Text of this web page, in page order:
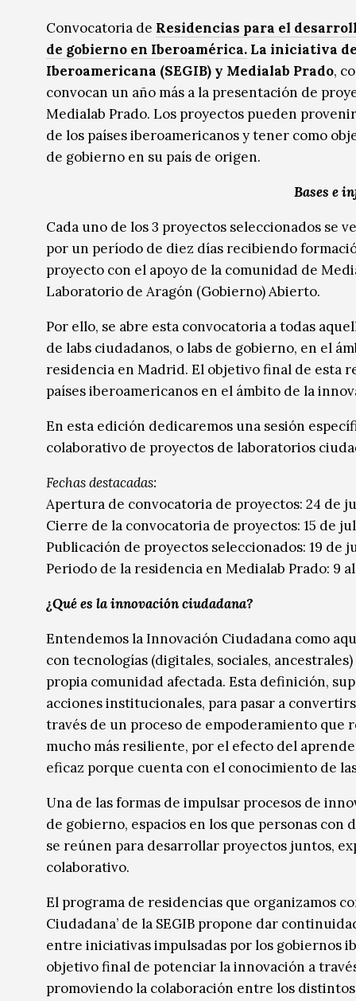
Música
Música
Sin categoríaSin categoría
Convocatoria de Residencias para el
de gobierno en Iberoamérica. La iniciativa
Iberoamericana (SEGIB) y Medialab Prado,
convocan un año más a la presentación de
Medialab Prado. Los proyectos pueden
de los países iberoamericanos y tener como
de gobierno en su país de origen.
Bases e
Cada uno de los 3 proyectos seleccionados se
por un período de diez días recibiendo
proyecto con el apoyo de la comunidad de
Laboratorio de Aragón (Gobierno) Abierto.
Por ello, se abre esta convocatoria a todas
de labs ciudadanos, o labs de gobierno, en el
residencia en Madrid. El objetivo final de esta
países iberoamericanos en el ámbito de la
En esta edición dedicaremos una sesión
colaborativo de proyectos de laboratorios
Fechas destacadas:
Apertura de convocatoria de proyectos: 24 de
Cierre de la convocatoria de proyectos: 15 de
Publicación de proyectos seleccionados: 19 de
Periodo de la residencia en Medialab Prado: 9
¿Qué es la innovación ciudadana?
Entendemos la Innovación Ciudadana como
con tecnologías (digitales, sociales,
propia comunidad afectada. Esta definición,
acciones institucionales, para pasar a
través de un proceso de empoderamiento que
mucho más resiliente, por el efecto del
eficaz porque cuenta con el conocimiento de
Una de las formas de impulsar procesos de
de gobierno, espacios en los que personas
se reúnen para desarrollar proyectos juntos,
colaborativo.
El programa de residencias que organizamos
Ciudadana’ de la SEGIB propone dar
entre iniciativas impulsadas por los gobiernos
objetivo final de potenciar la innovación a
promoviendo la colaboración entre los distintos